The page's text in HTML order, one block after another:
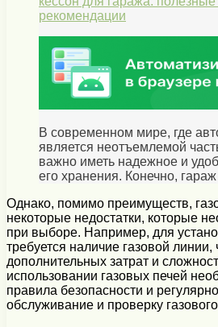
рекомендации
В современном мире, где
является неотъемлемой
важно иметь надежное и
его хранения. Конечно,
Однако, помимо преимуществ,
некоторые недостатки, которые
при выборе. Например, для
требуется наличие газовой
дополнительных затрат и
использовании газовых печей
правила безопасности и
обслуживание и проверку